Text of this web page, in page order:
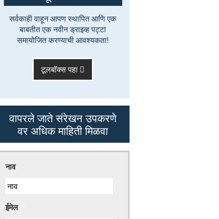
सर्वकाही वाहून आपण स्थापित आणि एक
बाबतीत एक नवीन ड्राइव्ह पट्टा
समायोजित करण्याची आवश्यकता!
टूलबॉक्स पहा
वापरले जाते संरेखन उपकरणे
वर अधिक माहिती मिळवा
नाव
ईमेल